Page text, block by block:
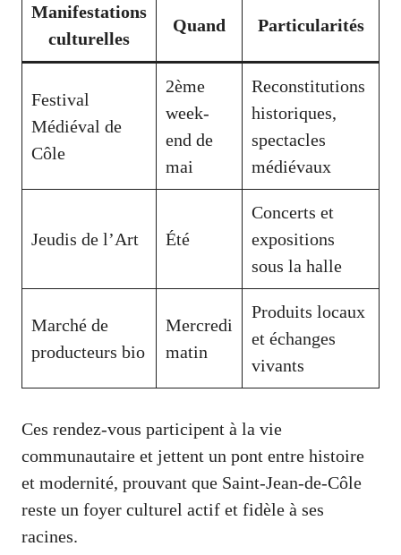
Manifestations
culturelles
Quand Particularités
Festival
Médiéval de
Côle
2ème
week-
end de
mai
Reconstitutions
historiques,
spectacles
médiévaux
Jeudis de l’Art Été
Concerts et
expositions
sous la halle
Marché de
producteurs bio
Mercredi
matin
Produits locaux
et échanges
vivants
Ces rendez-vous participent à la vie
communautaire et jettent un pont entre histoire
et modernité, prouvant que Saint-Jean-de-Côle
reste un foyer culturel actif et fidèle à ses
racines.